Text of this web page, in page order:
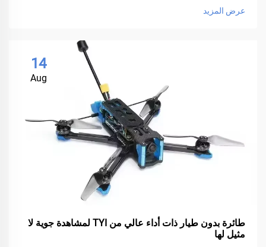
عرض المزيد
14
Aug
طائرة بدون طيار ذات أداء عالي من TYI لمشاهدة جوية لا
مثيل لها